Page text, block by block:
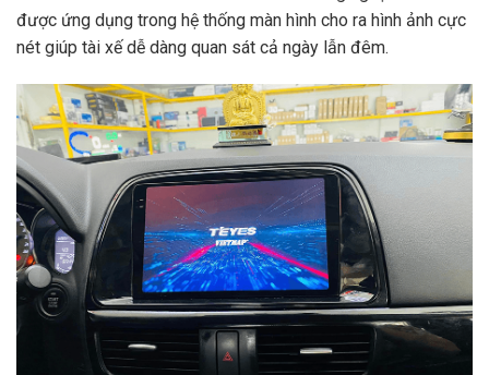
được ứng dụng trong hệ thống màn hình cho ra hình ảnh cực
nét giúp tài xế dễ dàng quan sát cả ngày lẫn đêm.